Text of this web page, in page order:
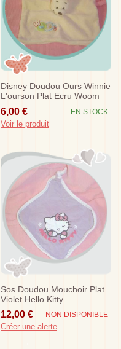
Disney Doudou Ours Winnie
L'ourson Plat Ecru Woom
Carrefour
6,00 € EN STOCK
Voir le produit
Sos Doudou Mouchoir Plat
Violet Hello Kitty
12,00 € NON DISPONIBLE
Créer une alerte